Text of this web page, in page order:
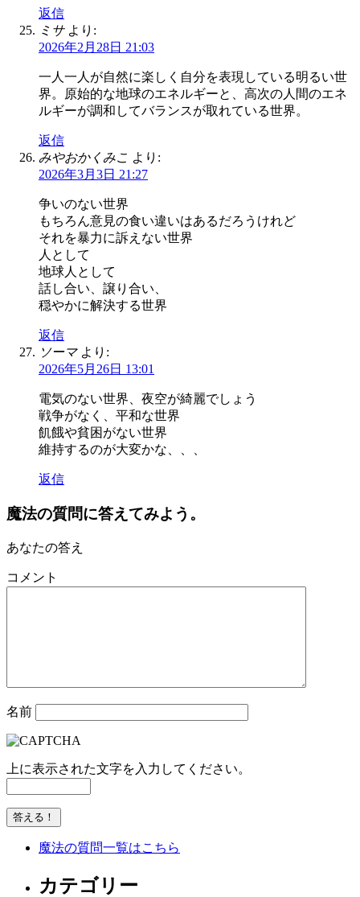
返信
ミサ より:
2026年2月28日 21:03
一人一人が自然に楽しく自分を表現している明るい世
界。原始的な地球のエネルギーと、高次の人間のエネ
ルギーが調和してバランスが取れている世界。
返信
みやおかくみこ より:
2026年3月3日 21:27
争いのない世界
もちろん意見の食い違いはあるだろうけれど
それを暴力に訴えない世界
人として
地球人として
話し合い、譲り合い、
穏やかに解決する世界
返信
ソーマ より:
2026年5月26日 13:01
電気のない世界、夜空が綺麗でしょう
戦争がなく、平和な世界
飢餓や貧困がない世界
維持するのが大変かな、、、
返信
魔法の質問に答えてみよう。
あなたの答え
コメント
名前
上に表示された文字を入力してください。
魔法の質問一覧はこちら
カテゴリー